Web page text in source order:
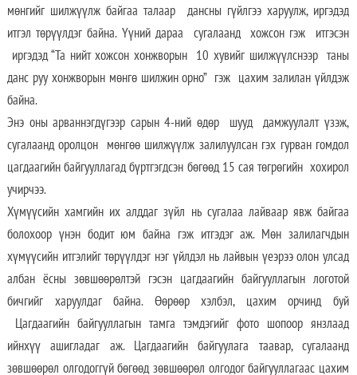
мөнгийг шилжүүлж байгаа талаар дансны гүйлгээ харуулж, иргэдэд
итгэл төрүүлдэг байна. Үүний дараа сугалаанд хожсон гэж итгэсэн
иргэдэд “Та нийт хожсон хонжворын 10 хувийг шилжүүлснээр таны
данс руу хонжворын мөнгө шилжин орно” гэж цахим залилан үйлдэж
байна.
Энэ оны арваннэгдүгээр сарын 4-ний өдөр шууд дамжуулалт үзэж,
сугалаанд оролцон мөнгөө шилжүүлж залилуулсан гэх гурван гомдол
цагдаагийн байгууллагад бүртгэгдсэн бөгөөд 15 сая төгрөгийн хохирол
учирчээ.
Хүмүүсийн хамгийн их алддаг зүйл нь сугалаа лайваар явж байгаа
болохоор үнэн бодит юм байна гэж итгэдэг аж. Мөн залилагчдын
хүмүүсийн итгэлийг төрүүлдэг нэг үйлдэл нь лайвын үеэрээ олон улсад
албан ёсны зөвшөөрөлтэй гэсэн цагдаагийн байгууллагын логотой
бичгийг харуулдаг байна. Өөрөөр хэлбэл, цахим орчинд буй
Цагдаагийн байгууллагын тамга тэмдэгийг фото шопоор янзлаад
ийнхүү ашигладаг аж. Цагдаагийн байгуулага таавар, сугалаанд
зөвшөөрөл олгодоггүй бөгөөд зөвшөөрөл олгодог байгууллагаас цахим